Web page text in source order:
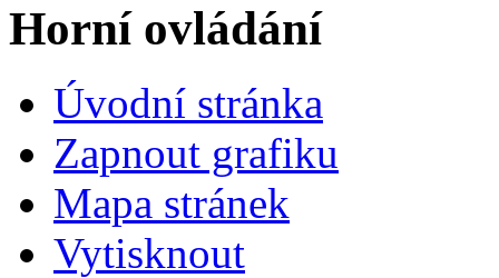
Horní ovládání
Úvodní stránka
Zapnout grafiku
Mapa stránek
Vytisknout